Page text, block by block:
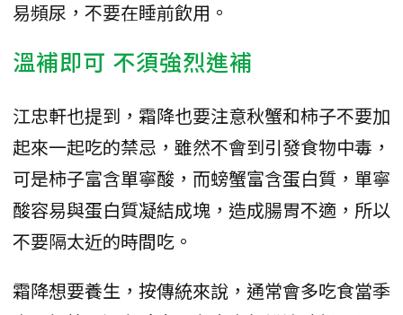
易頻尿，不要在睡前飲用。
溫補即可 不須強烈進補
江忠軒也提到，霜降也要注意秋蟹和柿子不要加
起來一起吃的禁忌，雖然不會到引發食物中毒，
可是柿子富含單寧酸，而螃蟹富含蛋白質，單寧
酸容易與蛋白質凝結成塊，造成腸胃不適，所以
不要隔太近的時間吃。
霜降想要養生，按傳統來說，通常會多吃食當季